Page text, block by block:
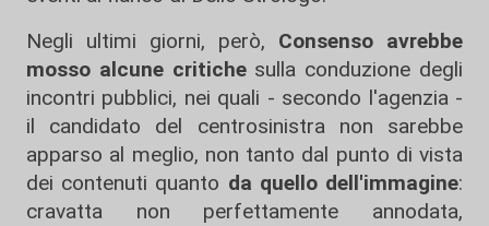
Negli ultimi giorni, però, Consenso avrebbe
mosso alcune critichesulla conduzione degli
incontri pubblici, nei quali - secondo l'agenzia -
il candidato del centrosinistra non sarebbe
apparso al meglio, non tanto dal punto di vista
dei contenuti quanto da quello dell'immagine:
cravatta non perfettamente annodata,